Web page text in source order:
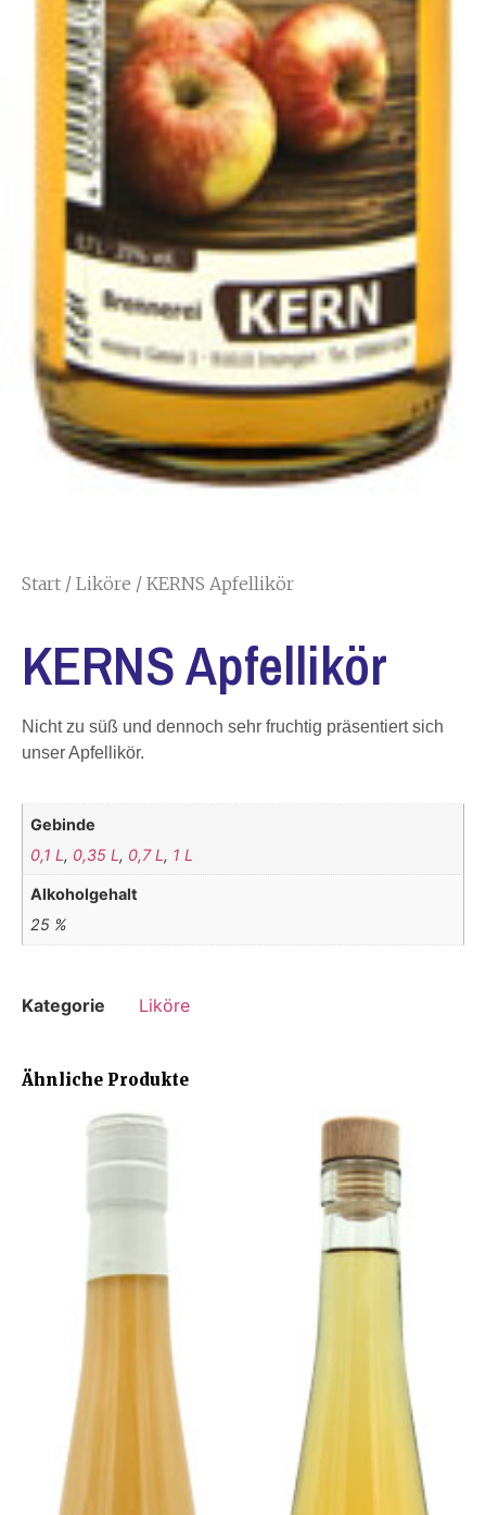
Start / Liköre / KERNS Apfellikör
KERNS Apfellikör
Nicht zu süß und dennoch sehr fruchtig präsentiert sich
unser Apfellikör.
Gebinde
0,1 L , 0,35 L , 0,7 L , 1 L
Alkoholgehalt
25 %
Kategorie Liköre
Ähnliche Produkte